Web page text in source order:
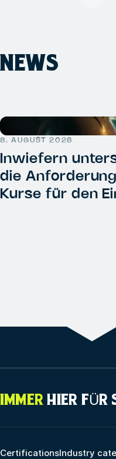
NEWS
8. AUGUST 2026
Inwiefern
die
Kurse für den
IMMER HIER FÜR
CertificationsIndustry